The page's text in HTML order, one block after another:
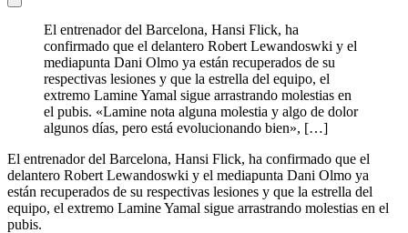
El entrenador del Barcelona, Hansi Flick, ha
confirmado que el delantero Robert Lewandoswki y el
mediapunta Dani Olmo ya están recuperados de su
respectivas lesiones y que la estrella del equipo, el
extremo Lamine Yamal sigue arrastrando molestias en
el pubis. «Lamine nota alguna molestia y algo de dolor
algunos días, pero está evolucionando bien», […]
El entrenador del Barcelona, Hansi Flick, ha confirmado que el
delantero Robert Lewandoswki y el mediapunta Dani Olmo ya
están recuperados de su respectivas lesiones y que la estrella del
equipo, el extremo Lamine Yamal sigue arrastrando molestias en el
pubis.